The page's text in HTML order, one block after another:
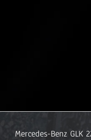
Mercedes-Benz